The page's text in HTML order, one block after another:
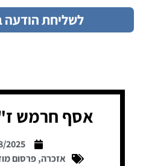
לשליחת הודעה
אסף חרמש
2025
אזכרה,פרסום